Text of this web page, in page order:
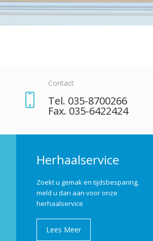
Contact
Tel. 035-8700266
Fax. 035-6422424
Herhaalservice
Zoekt u gemak en tijdsbesparing,
meld u dan aan voor onze
herhaalservice
Lees Meer